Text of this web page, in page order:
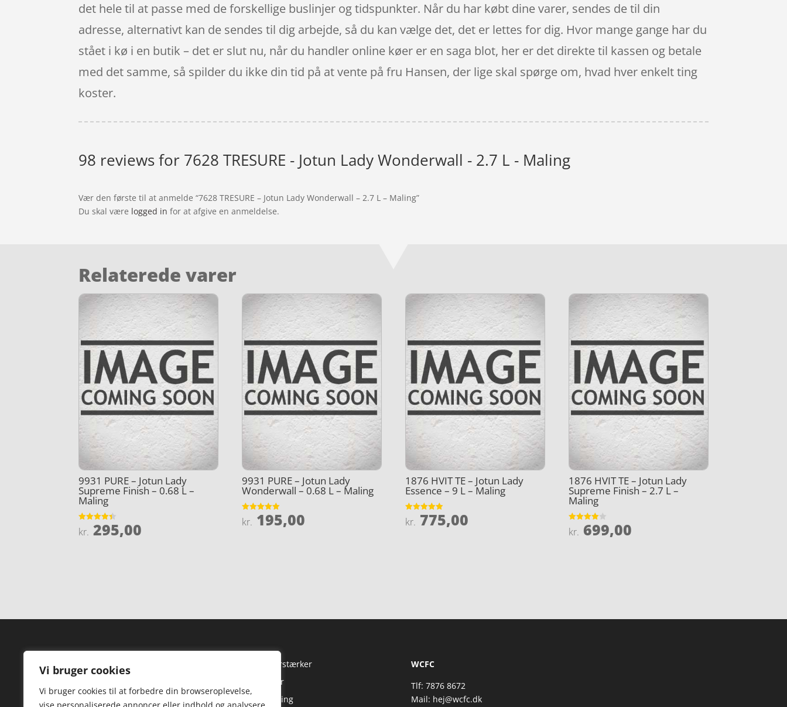
Vi bruger cookies
Vi bruger cookies til at forbedre din browseroplevelse,
det hele til at passe med de forskellige buslinjer og tidspunkter. Når du har købt dine varer, sendes de til din
adresse, alternativt kan de sendes til dig arbejde, så du kan vælge det, det er lettes for dig. Hvor mange gange har du
stået i kø i en butik – det er slut nu, når du handler online køer er en saga blot, her er det direkte til kassen og betale
med det samme, så spilder du ikke din tid på at vente på fru Hansen, der lige skal spørge om, hvad hver enkelt ting
koster.
98 reviews for 7628 TRESURE - Jotun Lady Wonderwall - 2.7 L - Maling
Vær den første til at anmelde “7628 TRESURE – Jotun Lady Wonderwall – 2.7 L – Maling”
Du skal være logged in for at afgive en anmeldelse.
Relaterede varer
9931 PURE – Jotun Lady
Supreme Finish – 0.68 L –
Maling
Vurderet
4.4
kr. 295,00
9931 PURE – Jotun Lady
Wonderwall – 0.68 L – Maling
Vurderet
5
kr. 195,00
1876 HVIT TE – Jotun Lady
Essence – 9 L – Maling
Vurderet
4.9
kr. 775,00
1876 HVIT TE – Jotun Lady
Supreme Finish – 2.7 L –
Maling
Vurderet
4
kr. 699,00
Forside
Kontakt
HiFi Forstærker
Højtaler
Streaming
WCFC
Tlf: 7876 8672
Mail: hej@wcfc.dk